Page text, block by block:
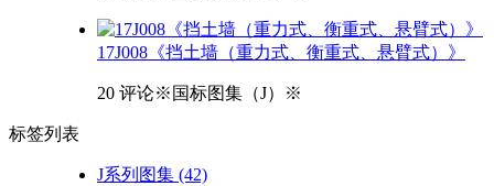
17J008《挡土墙（重力式、衡重式、悬臂式）》
20 评论※国标图集（J）※
标签列表
J系列图集 (42)